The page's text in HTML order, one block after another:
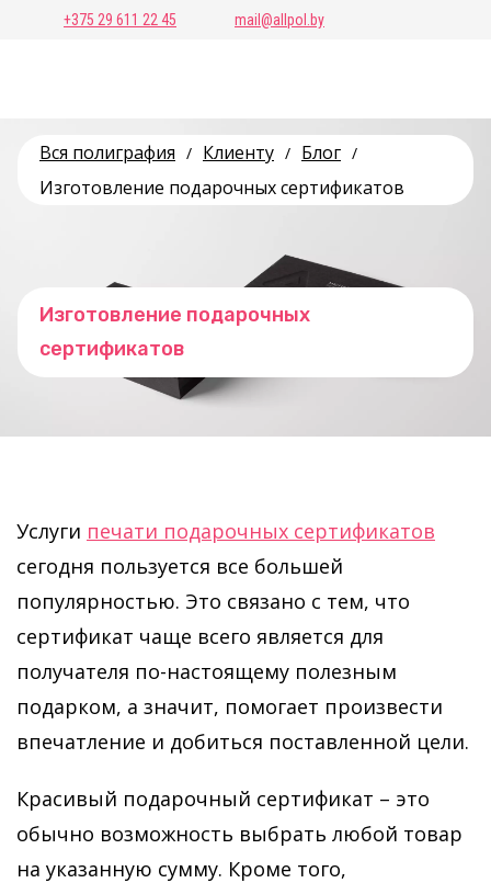
+375 29 611 22 45 mail@allpol.by
Вся полиграфия / Клиенту / Блог /
Изготовление подарочных сертификатов
Изготовление подарочных
сертификатов
Услуги печати подарочных сертификатов
сегодня пользуется все большей
популярностью. Это связано с тем, что
сертификат чаще всего является для
получателя по-настоящему полезным
подарком, а значит, помогает произвести
впечатление и добиться поставленной цели.
Красивый подарочный сертификат – это
обычно возможность выбрать любой товар
на указанную сумму. Кроме того,